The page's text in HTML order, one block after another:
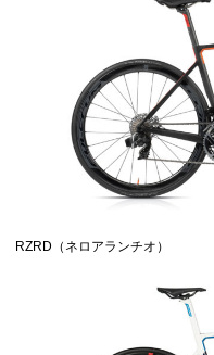
RZRD（ネロアランチオ）